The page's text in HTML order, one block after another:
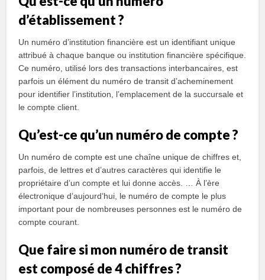
d’établissement ?
Un numéro d’institution financière est un identifiant unique
attribué à chaque banque ou institution financière spécifique.
Ce numéro, utilisé lors des transactions interbancaires, est
parfois un élément du numéro de transit d’acheminement
pour identifier l’institution, l’emplacement de la succursale et
le compte client.
Qu’est-ce qu’un numéro de compte ?
Un numéro de compte est une chaîne unique de chiffres et,
parfois, de lettres et d’autres caractères qui identifie le
propriétaire d’un compte et lui donne accès. … À l’ère
électronique d’aujourd’hui, le numéro de compte le plus
important pour de nombreuses personnes est le numéro de
compte courant.
Que faire si mon numéro de transit
est composé de 4 chiffres ?